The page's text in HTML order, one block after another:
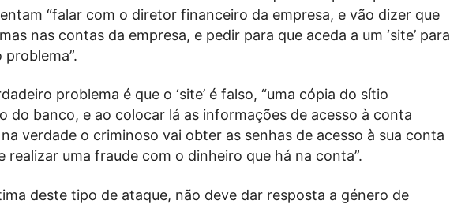
“falar com o diretor financeiro da empresa, e vão dizer que
nas contas da empresa, e pedir para que aceda a um ‘site’ para
problema”.
problema é que o ‘site’ é falso, “uma cópia do sítio
do banco, e ao colocar lá as informações de acesso à conta
verdade o criminoso vai obter as senhas de acesso à sua conta
realizar uma fraude com o dinheiro que há na conta”.
deste tipo de ataque, não deve dar resposta a género de